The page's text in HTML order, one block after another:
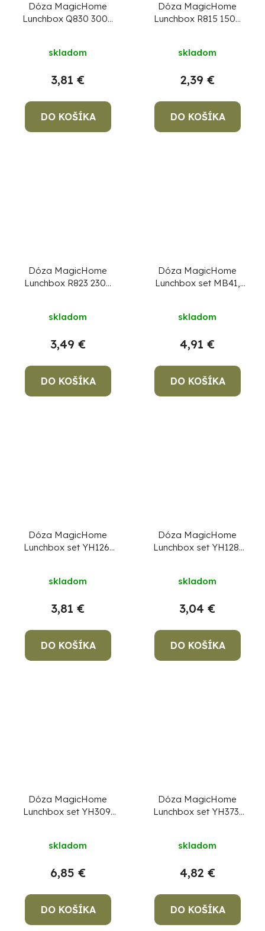
Dóza MagicHome
Lunchbox Q830 3000
skladom
3,81 €
DO KOŠÍKA
Dóza MagicHome
Lunchbox R815 1500
skladom
2,39 €
DO KOŠÍKA
Dóza MagicHome
Lunchbox R823 2300
skladom
3,49 €
DO KOŠÍKA
Dóza MagicHome
Lunchbox set MB41,
obdĺžniková,
skladom
4,91 €
DO KOŠÍKA
Dóza MagicHome
Lunchbox set YH126,
215x155x55 mm
skladom
3,81 €
DO KOŠÍKA
Dóza MagicHome
Lunchbox set YH128,
štvorcová, Clip
skladom
3,04 €
DO KOŠÍKA
Dóza MagicHome
Lunchbox set YH309,
štvorcová, Clip
skladom
6,85 €
DO KOŠÍKA
Dóza MagicHome
Lunchbox set YH373,
štvorcová, Clip
skladom
4,82 €
DO KOŠÍKA